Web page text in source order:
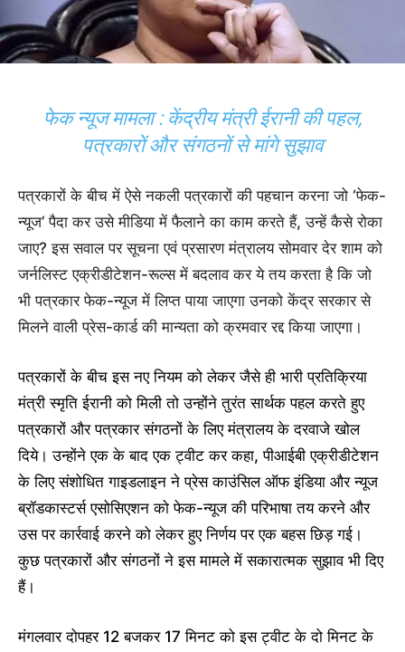
फेक न्यूज मामला : केंद्रीय मंत्री ईरानी की पहल,
पत्रकारों और संगठनों से मांगे सुझाव
पत्रकारों के बीच में ऐसे नकली पत्रकारों की पहचान करना जो ‘फेक-
न्यूज’ पैदा कर उसे मीडिया में फैलाने का काम करते हैं, उन्हें कैसे रोका
जाए? इस सवाल पर सूचना एवं प्रसारण मंत्रालय सोमवार देर शाम को
जर्नलिस्ट एक्रीडीटेशन-रूल्स में बदलाव कर ये तय करता है कि जो
भी पत्रकार फेक-न्यूज में लिप्त पाया जाएगा उनको केंद्र सरकार से
मिलने वाली प्रेस-कार्ड की मान्यता को क्रमवार रद्द किया जाएगा।
पत्रकारों के बीच इस नए नियम को लेकर जैसे ही भारी प्रतिक्रिया
मंत्री स्मृति ईरानी को मिली तो उन्होंने तुरंत सार्थक पहल करते हुए
पत्रकारों और पत्रकार संगठनों के लिए मंत्रालय के दरवाजे खोल
दिये। उन्होंने एक के बाद एक ट्वीट कर कहा, पीआईबी एक्रीडीटेशन
के लिए संशोधित गाइडलाइन ने प्रेस काउंसिल ऑफ इंडिया और न्यूज
ब्रॉडकास्टर्स एसोसिएशन को फेक-न्यूज की परिभाषा तय करने और
उस पर कार्रवाई करने को लेकर हुए निर्णय पर एक बहस छिड़ गई।
कुछ पत्रकारों और संगठनों ने इस मामले में सकारात्मक सुझाव भी दिए
हैं।
मंगलवार दोपहर 12 बजकर 17 मिनट को इस ट्वीट के दो मिनट के